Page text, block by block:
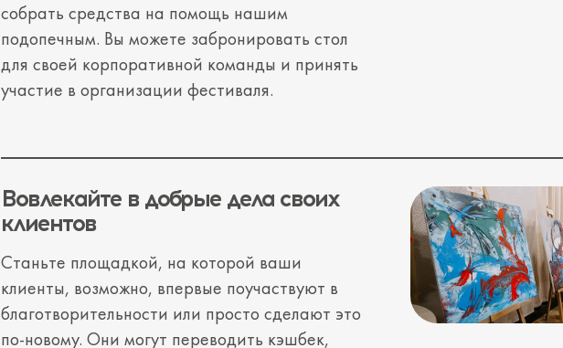
собрать средства на помощь нашим
подопечным. Вы можете забронировать стол
для своей корпоративной команды и принять
участие в организации фестиваля.
Вовлекайте в добрые дела своих
клиентов
Станьте площадкой, на которой ваши
клиенты, возможно, впервые поучаствуют в
благотворительности или просто сделают это
по-новому. Они могут переводить кэшбек,